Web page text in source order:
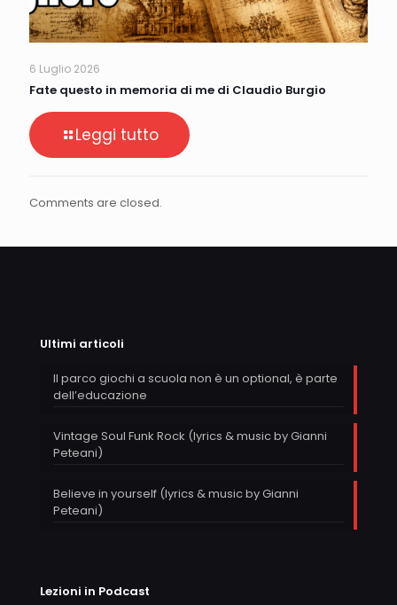
6 Luglio 2026
Fate questo in memoria di me di Claudio Burgio
Leggi tutto
Comments are closed.
Ultimi articoli
Il parco giochi a scuola non è un optional, è parte
dell’educazione
Vintage Soul Funk Rock (lyrics & music by Gianni
Peteani)
Believe in yourself (lyrics & music by Gianni
Peteani)
Lezioni in Podcast